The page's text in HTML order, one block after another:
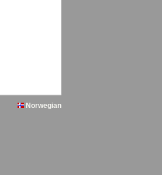
Norwegian